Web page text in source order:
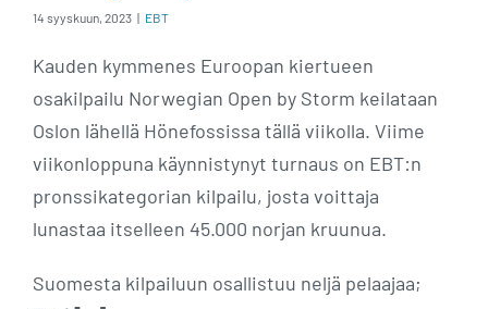
14 syyskuun, 2023 | EBT
Kauden kymmenes Euroopan kiertueen
osakilpailu Norwegian Open by Storm keilataan
Oslon lähellä Hönefossissa tällä viikolla. Viime
viikonloppuna käynnistynyt turnaus on EBT:n
pronssikategorian kilpailu, josta voittaja
lunastaa itselleen 45.000 norjan kruunua.
Suomesta kilpailuun osallistuu neljä pelaajaa;